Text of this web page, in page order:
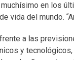
en los
vida del mundo.
a las
y